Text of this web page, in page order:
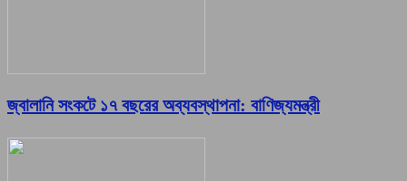
জ্বালানি সংকটে ১৭ বছরের অব্যবস্থাপনা: বাণিজ্যমন্ত্রী